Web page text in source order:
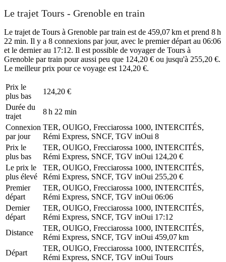
Le trajet Tours - Grenoble en train
Le trajet de Tours à Grenoble par train est de 459,07 km et prend 8 h
22 min. Il y a 8 connexions par jour, avec le premier départ au 06:06
et le dernier au 17:12. Il est possible de voyager de Tours à
Grenoble par train pour aussi peu que 124,20 € ou jusqu'à 255,20 €.
Le meilleur prix pour ce voyage est 124,20 €.
Prix ​​le
plus bas
124,20 €
Durée du
trajet
8 h 22 min
Connexion
par jour
TER, OUIGO, Frecciarossa 1000, INTERCITÉS,
Rémi Express, SNCF, TGV inOui 8
Prix ​​le
plus bas
TER, OUIGO, Frecciarossa 1000, INTERCITÉS,
Rémi Express, SNCF, TGV inOui 124,20 €
Le prix le
plus élevé
TER, OUIGO, Frecciarossa 1000, INTERCITÉS,
Rémi Express, SNCF, TGV inOui 255,20 €
Premier
départ
TER, OUIGO, Frecciarossa 1000, INTERCITÉS,
Rémi Express, SNCF, TGV inOui 06:06
Dernier
départ
TER, OUIGO, Frecciarossa 1000, INTERCITÉS,
Rémi Express, SNCF, TGV inOui 17:12
Distance
TER, OUIGO, Frecciarossa 1000, INTERCITÉS,
Rémi Express, SNCF, TGV inOui 459,07 km
Départ
TER, OUIGO, Frecciarossa 1000, INTERCITÉS,
Rémi Express, SNCF, TGV inOui Tours